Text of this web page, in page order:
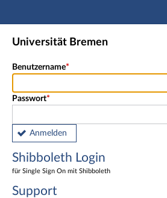
Hauptnavigation
Shibboleth Login
Universität Bremen
Benutzername
Passwort
Anmelden
Shibboleth Login
für Single Sign On mit Shibboleth
Support